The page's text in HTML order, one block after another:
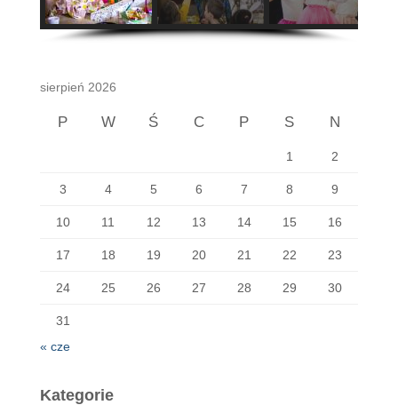
sierpień 2026
P W Ś C P S N
1 2
3 4 5 6 7 8 9
10 11 12 13 14 15 16
17 18 19 20 21 22 23
24 25 26 27 28 29 30
31
« cze
Kategorie